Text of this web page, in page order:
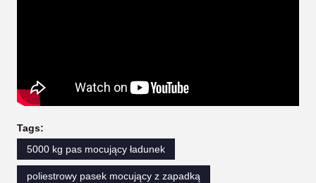
Tags:
5000 kg pas mocujący ładunek
poliestrowy pasek mocujący z zapadką